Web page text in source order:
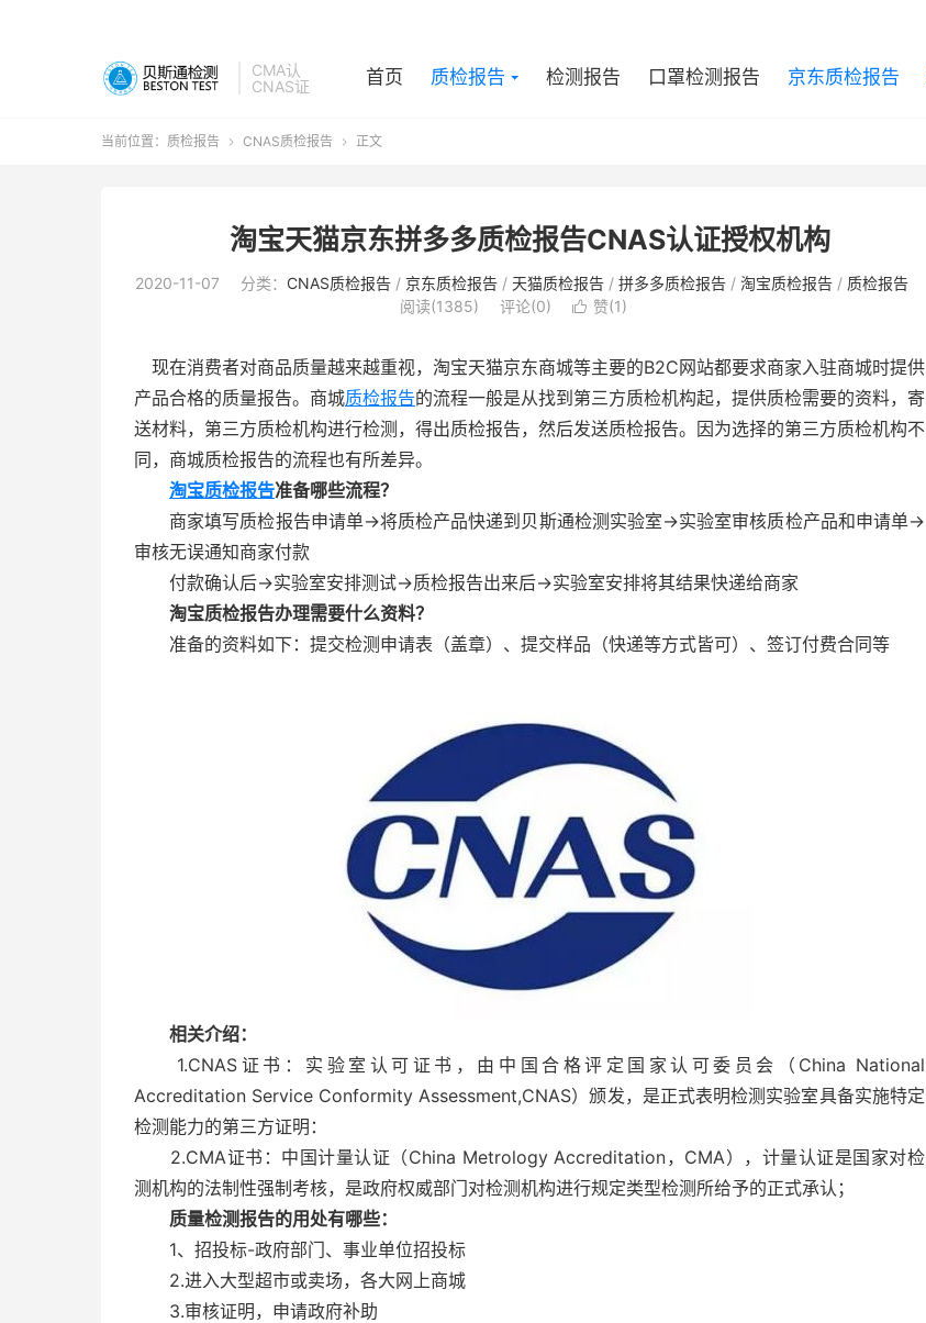
CMA认
CNAS证
首页 质检报告 检测报告 口罩检测报告 京东质检报告
当前位置： 质检报告  CNAS质检报告  正文
淘宝天猫京东拼多多质检报告CNAS认证授权机构
2020-11-07 分类： CNAS质检报告/ 京东质检报告/ 天猫质检报告/ 拼多多质检报告/ 淘宝质检报告/ 质检报告
阅读(1385)
评论(0)  赞(1)
现在消费者对商品质量越来越重视，淘宝天猫京东商城等主要的B2C网站都要求商家入驻商城时提供
产品合格的质量报告。商城质检报告的流程一般是从找到第三方质检机构起，提供质检需要的资料，寄
送材料，第三方质检机构进行检测，得出质检报告，然后发送质检报告。因为选择的第三方质检机构不
同，商城质检报告的流程也有所差异。
淘宝质检报告准备哪些流程？
商家填写质检报告申请单→将质检产品快递到贝斯通检测实验室→实验室审核质检产品和申请单→
审核无误通知商家付款
付款确认后→实验室安排测试→质检报告出来后→实验室安排将其结果快递给商家
淘宝质检报告办理需要什么资料？
准备的资料如下：提交检测申请表（盖章）、提交样品（快递等方式皆可）、签订付费合同等
相关介绍：
1.CNAS证书：实验室认可证书，由中国合格评定国家认可委员会（China National
Accreditation Service Conformity Assessment,CNAS）颁发，是正式表明检测实验室具备实施特定
检测能力的第三方证明：
2.CMA证书：中国计量认证（China Metrology Accreditation，CMA），计量认证是国家对检
测机构的法制性强制考核，是政府权威部门对检测机构进行规定类型检测所给予的正式承认；
质量检测报告的用处有哪些：
1、招投标-政府部门、事业单位招投标
2.进入大型超市或卖场，各大网上商城
3.审核证明，申请政府补助